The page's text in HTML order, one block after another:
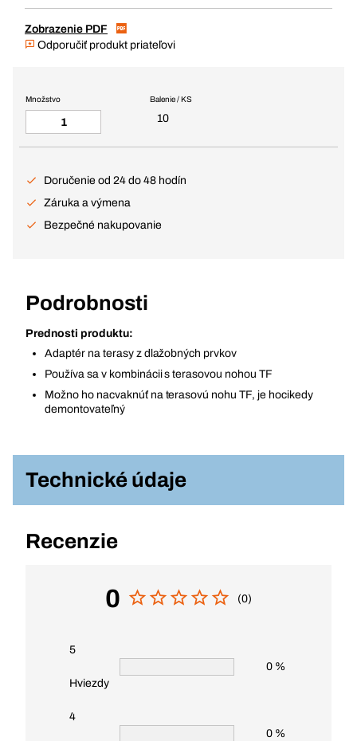
Zobrazenie PDF
Odporučiť produkt priateľovi
Balenie / KS
10
Množstvo
Doručenie od 24 do 48 hodín
Záruka a výmena
Bezpečné nakupovanie
Podrobnosti
Prednosti produktu:
Adaptér na terasy z dlažobných prvkov
Používa sa v kombinácii s terasovou nohou TF
Možno ho nacvaknúť na terasovú nohu TF, je hocikedy
demontovateľný
Technické údaje
Recenzie
0 (0)
5
Hviezdy
0 %
4
0 %